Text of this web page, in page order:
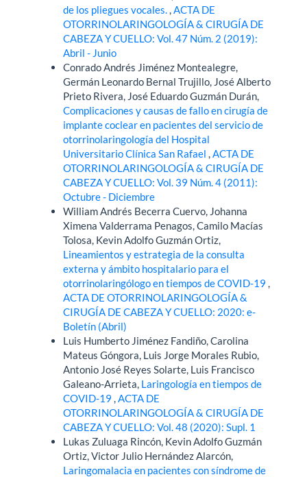
de los pliegues vocales.,ACTA DE
OTORRINOLARINGOLOGÍA & CIRUGÍA DE
CABEZA Y CUELLO: Vol. 47 Núm. 2 (2019):
Abril - Junio
Conrado Andrés Jiménez Montealegre,
Germán Leonardo Bernal Trujillo, José Alberto
Prieto Rivera, José Eduardo Guzmán Durán,
Complicaciones y causas de fallo en cirugía de
implante coclear en pacientes del servicio de
otorrinolaringología del Hospital
Universitario Clínica San Rafael,ACTA DE
OTORRINOLARINGOLOGÍA & CIRUGÍA DE
CABEZA Y CUELLO: Vol. 39 Núm. 4 (2011):
Octubre - Diciembre
William Andrés Becerra Cuervo, Johanna
Ximena Valderrama Penagos, Camilo Macías
Tolosa, Kevin Adolfo Guzmán Ortiz,
Lineamientos y estrategia de la consulta
externa y ámbito hospitalario para el
otorrinolaringólogo en tiempos de COVID-19,
ACTA DE OTORRINOLARINGOLOGÍA &
CIRUGÍA DE CABEZA Y CUELLO: 2020: e-
Boletín (Abril)
Luis Humberto Jiménez Fandiño, Carolina
Mateus Góngora, Luis Jorge Morales Rubio,
Antonio José Reyes Solarte, Luis Francisco
Galeano-Arrieta, Laringología en tiempos de
COVID-19,ACTA DE
OTORRINOLARINGOLOGÍA & CIRUGÍA DE
CABEZA Y CUELLO: Vol. 48 (2020): Supl. 1
Lukas Zuluaga Rincón, Kevin Adolfo Guzmán
Ortiz, Victor Julio Hernández Alarcón,
Laringomalacia en pacientes con síndrome de